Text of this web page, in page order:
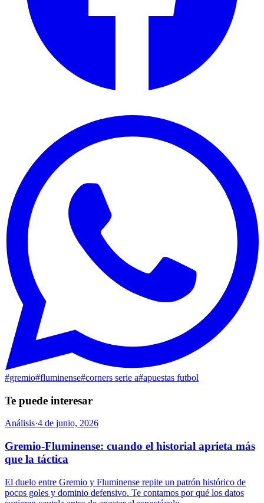
#gremio#fluminense#corners serie a#apuestas futbol
Te puede interesar
Análisis·4 de junio, 2026
Gremio-Fluminense: cuando el historial aprieta más
que la táctica
El duelo entre Gremio y Fluminense repite un patrón histórico de
pocos goles y dominio defensivo. Te contamos por qué los datos